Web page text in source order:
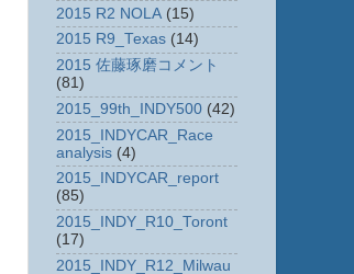
2015 R2 NOLA (15)
2015 R9_Texas (14)
2015 佐藤琢磨コメント
(81)
2015_99th_INDY500 (42)
2015_INDYCAR_Race
analysis (4)
2015_INDYCAR_report
(85)
2015_INDY_R10_Toront
(17)
2015_INDY_R12_Milwau